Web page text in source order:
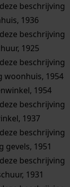
beschrijving
1936
beschrijving
1925
beschrijving
woonhuis, 1954
1954
beschrijving
1937
beschrijving
gevels, 1951
beschrijving
1931